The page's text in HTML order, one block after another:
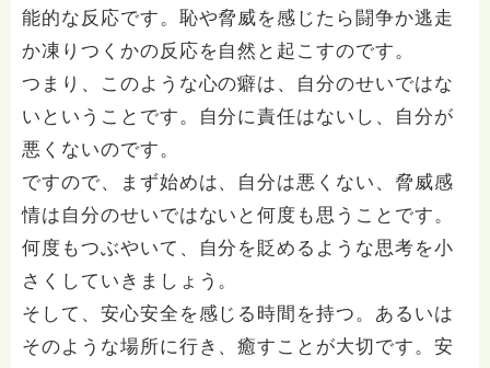
能的な反応です。恥や脅威を感じたら闘争か逃走
か凍りつくかの反応を自然と起こすのです。
つまり、このような心の癖は、自分のせいではな
いということです。自分に責任はないし、自分が
悪くないのです。
ですので、まず始めは、自分は悪くない、脅威感
情は自分のせいではないと何度も思うことです。
何度もつぶやいて、自分を貶めるような思考を小
さくしていきましょう。
そして、安心安全を感じる時間を持つ。あるいは
そのような場所に行き、癒すことが大切です。安